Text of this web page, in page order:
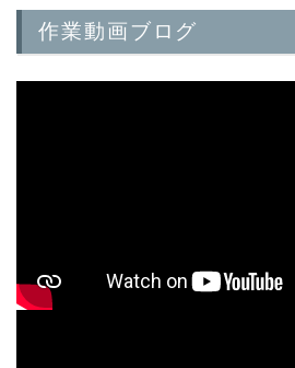
作業動画ブログ